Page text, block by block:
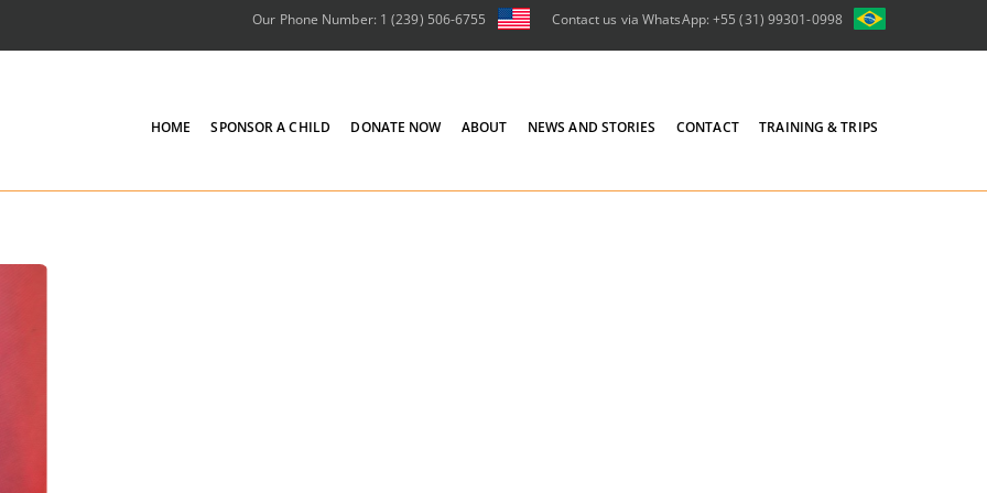
Our Phone Number: 1 (239) 506-6755 Contact us via WhatsApp: +55 (31) 99301-0998
HOME SPONSOR A CHILD DONATE NOW ABOUT NEWS AND STORIES CONTACT TRAINING & TRIPS